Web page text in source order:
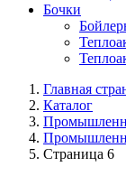
Бочки
Главная
Каталог
Страница 6